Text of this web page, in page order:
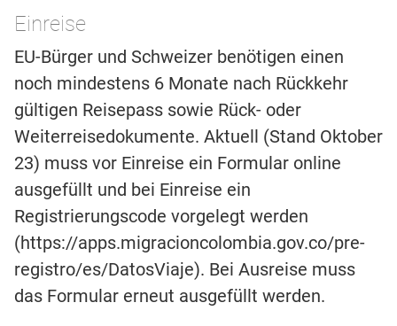
Einreise
EU-Bürger und Schweizer benötigen einen
noch mindestens 6 Monate nach Rückkehr
gültigen Reisepass sowie Rück- oder
Weiterreisedokumente. Aktuell (Stand Oktober
23) muss vor Einreise ein Formular online
ausgefüllt und bei Einreise ein
Registrierungscode vorgelegt werden
(https://apps.migracioncolombia.gov.co/pre-
registro/es/DatosViaje). Bei Ausreise muss
das Formular erneut ausgefüllt werden.